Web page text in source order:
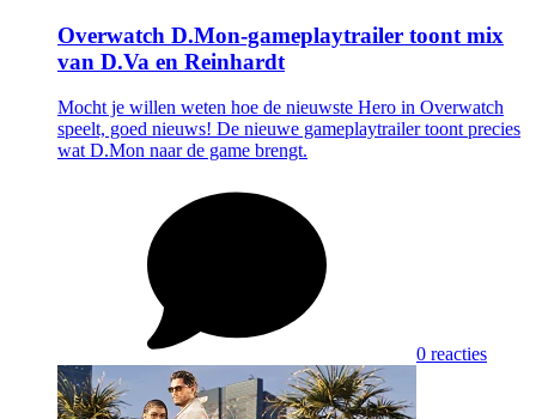
Overwatch D.Mon-gameplaytrailer toont mix
van D.Va en Reinhardt
Mocht je willen weten hoe de nieuwste Hero in Overwatch
speelt, goed nieuws! De nieuwe gameplaytrailer toont precies
wat D.Mon naar de game brengt.
0 reacties